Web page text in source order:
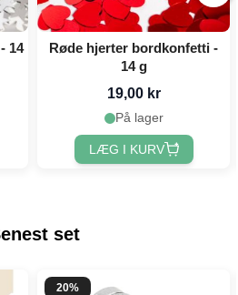
14
Røde hjerter bordkonfetti -
14 g
19,00 kr
På lager
LÆG I KURV
set
20%